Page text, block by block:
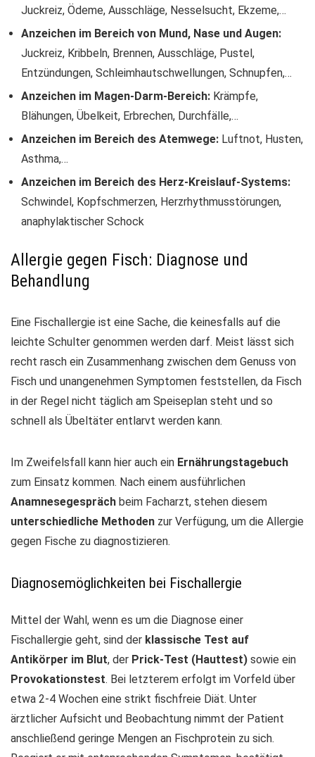
Juckreiz, Ödeme, Ausschläge, Nesselsucht, Ekzeme,…
Anzeichen im Bereich von Mund, Nase und Augen:
Juckreiz, Kribbeln, Brennen, Ausschläge, Pustel,
Entzündungen, Schleimhautschwellungen, Schnupfen,…
Anzeichen im Magen-Darm-Bereich: Krämpfe,
Blähungen, Übelkeit, Erbrechen, Durchfälle,…
Anzeichen im Bereich des Atemwege: Luftnot, Husten,
Asthma,…
Anzeichen im Bereich des Herz-Kreislauf-Systems:
Schwindel, Kopfschmerzen, Herzrhythmusstörungen,
anaphylaktischer Schock
Allergie gegen Fisch: Diagnose und
Behandlung
Eine Fischallergie ist eine Sache, die keinesfalls auf die
leichte Schulter genommen werden darf. Meist lässt sich
recht rasch ein Zusammenhang zwischen dem Genuss von
Fisch und unangenehmen Symptomen feststellen, da Fisch
in der Regel nicht täglich am Speiseplan steht und so
schnell als Übeltäter entlarvt werden kann.
Im Zweifelsfall kann hier auch ein Ernährungstagebuch
zum Einsatz kommen. Nach einem ausführlichen
Anamnesegespräch beim Facharzt, stehen diesem
unterschiedliche Methoden zur Verfügung, um die Allergie
gegen Fische zu diagnostizieren.
Diagnosemöglichkeiten bei Fischallergie
Mittel der Wahl, wenn es um die Diagnose einer
Fischallergie geht, sind der klassische Test auf
Antikörper im Blut, der Prick-Test (Hauttest) sowie ein
Provokationstest. Bei letzterem erfolgt im Vorfeld über
etwa 2-4 Wochen eine strikt fischfreie Diät. Unter
ärztlicher Aufsicht und Beobachtung nimmt der Patient
anschließend geringe Mengen an Fischprotein zu sich.